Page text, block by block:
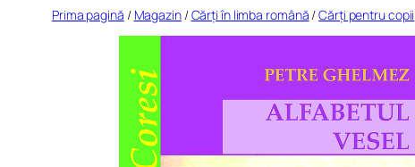
Prima pagină / Magazin/Cărți în limba română /Cărți pentru copii